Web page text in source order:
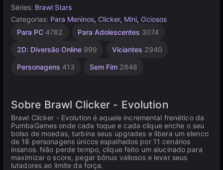
Séries: Brawl Stars
Categorias: Para Meninos, Clicker, Mini, Ociosos
Para PC 4782 Para Adolescentes 3074
2D: Diversão Online 999 Viciantes 2940
Personagens 413 Sem Fim 2848
Fofos
Mesa e
5173
De 1
4143
Incrementais
Alta
3570
Simples
Navegador
Unity
3175
Sobre Brawl Clicker - Evolution
Brawl Clicker - Evolution é aquele incremental frenético da
PumbaGames onde cada toque e cada clique enche o seu
bolso de moedas, turbina seus upgrades e libera um elenco
de 18 personagens únicos espalhados por 11 cenários
insanos. Não perde tempo, clique feito um alucinado para
maximizar o score, pegar bônus valiosos e levar seus
lutadores ao limite da força.